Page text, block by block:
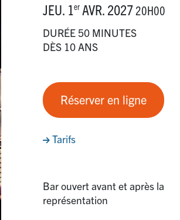
JEU. 1er AVR. 2027 20H00
DURÉE 50 MINUTES
DÈS 10 ANS
Réserver en ligne
Tarifs
Bar ouvert avant et après la
représentation